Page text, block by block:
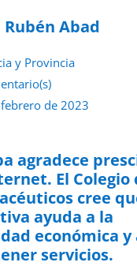
Rubén Abad
y Provincia
de 2023
agradece
El Colegio
cree
ayuda a la
económica y
servicios.